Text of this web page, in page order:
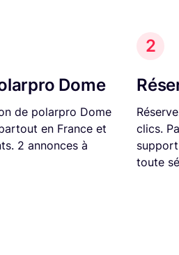
Dome
de polarpro Dome
en France et
2 annonces à
2
clics.
toute